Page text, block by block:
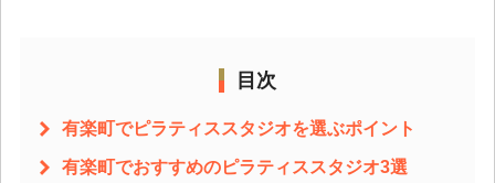
目次
有楽町でピラティススタジオを選ぶポイント
有楽町でおすすめのピラティススタジオ3選